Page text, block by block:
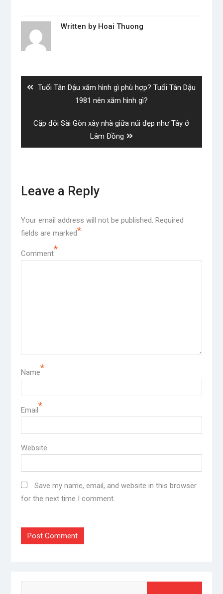
Written by Hoai Thuong
Previous
Tuổi Tân Dậu xăm hình gì phù hợp? Tuổi Tân Dậu
1981 nên xăm hình gì?
Next
Cặp đôi Sài Gòn xây nhà giữa núi đẹp như Tây ở
Lâm Đồng
Leave a Reply
Your email address will not be published. Required
fields are marked*
Comment*
Name*
Email*
Website
Save my name, email, and website in this browser
for the next time I comment.